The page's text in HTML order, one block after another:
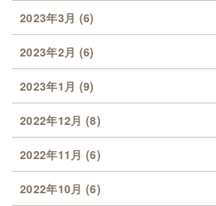
2023年3月 (6)
2023年2月 (6)
2023年1月 (9)
2022年12月 (8)
2022年11月 (6)
2022年10月 (6)